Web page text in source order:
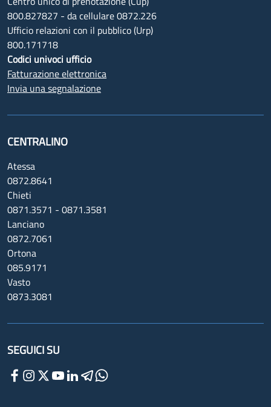
800.827827 - da cellulare 0872.226
Ufficio relazioni con il pubblico (Urp)
800.171718
Codici univoci ufficio
Fatturazione elettronica
Invia una segnalazione
CENTRALINO
Atessa
0872.8641
Chieti
0871.3571 - 0871.3581
Lanciano
0872.7061
Ortona
085.9171
Vasto
0873.3081
SEGUICI SU